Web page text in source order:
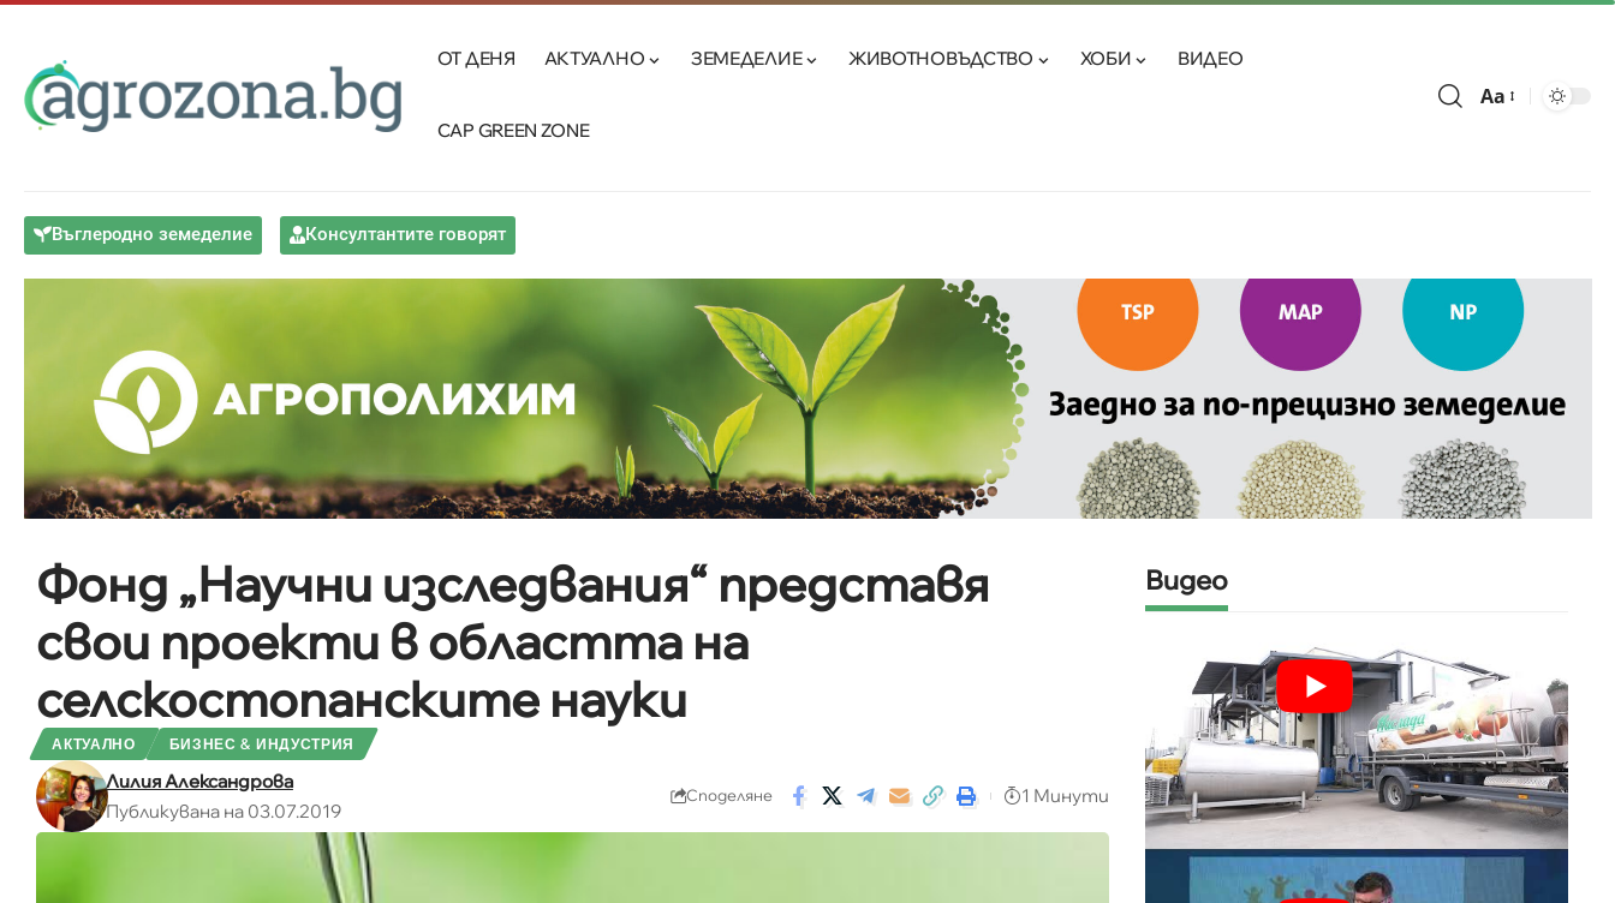
ОТ ДЕНЯ АКТУАЛНО ЗЕМЕДЕЛИЕ ЖИВОТНОВЪДСТВО ХОБИ ВИДЕО
CAP GREEN ZONE
Aa
Въглеродно земеделие Консултантите говорят
Фонд „Научни изследвания“ представя
свои проекти в областта на
селскостопанските науки
АКТУАЛНО БИЗНЕС & ИНДУСТРИЯ
Лилия Александрова
Публикувана на 03.07.2019
Споделяне 1 Минути
Видео